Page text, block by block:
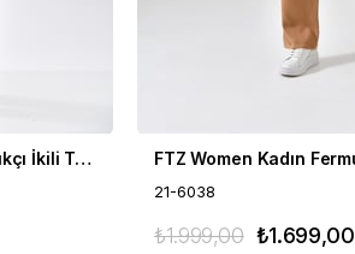
FTZ Women Kadın Tam Balıkçı İkili Takım Siyah 21-6056
21-6038
₺1.699,00
₺1.999,00